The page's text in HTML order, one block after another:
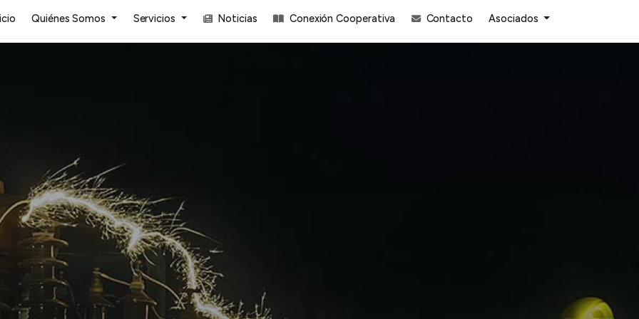
Quiénes Somos Servicios Noticias Conexión Cooperativa Contacto Asociados